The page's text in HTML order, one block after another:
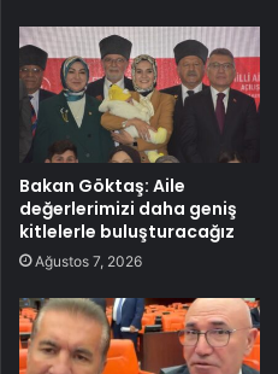
Bakan Göktaş: Aile
değerlerimizi daha geniş
kitlelerle buluşturacağız
Ağustos 7, 2026